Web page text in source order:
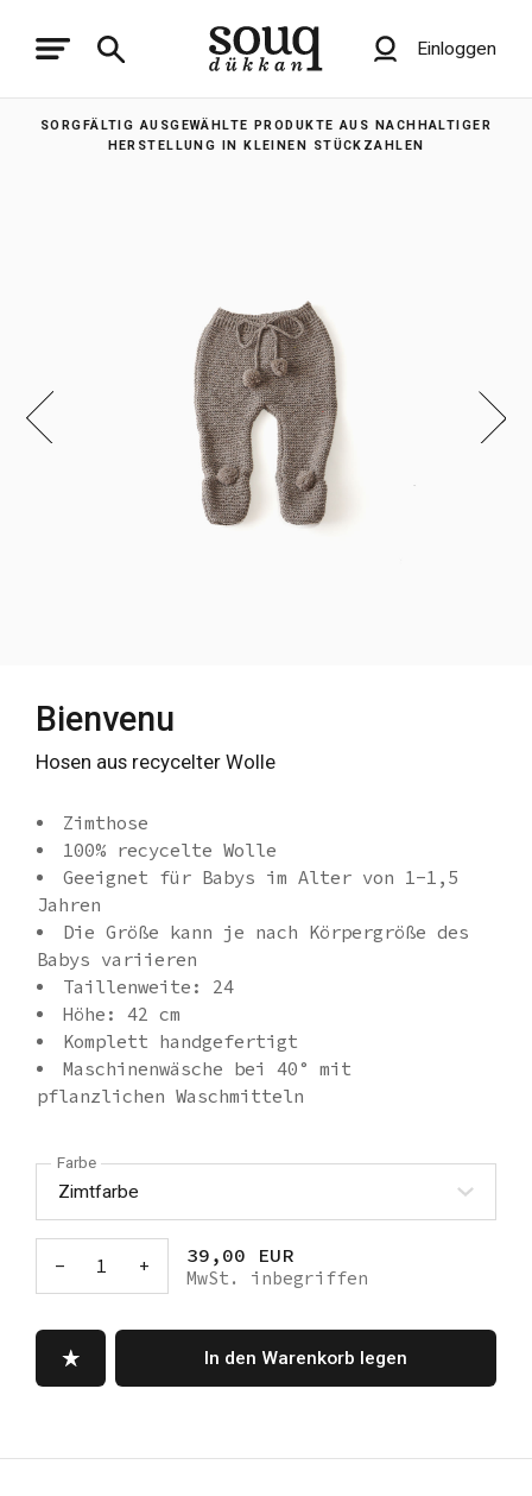
Einloggen
SORGFÄLTIG AUSGEWÄHLTE PRODUKTE AUS NACHHALTIGER
HERSTELLUNG IN KLEINEN STÜCKZAHLEN
Bienvenu
Hosen aus recycelter Wolle
Zimthose
100% recycelte Wolle
Geeignet für Babys im Alter von 1-1,5
Jahren
Die Größe kann je nach Körpergröße des
Babys variieren
Taillenweite: 24
Höhe: 42 cm
Komplett handgefertigt
Maschinenwäsche bei 40° mit
pflanzlichen Waschmitteln
Farbe
- 1 + 39,00 EUR
MwSt. inbegriffen
In den Warenkorb legen